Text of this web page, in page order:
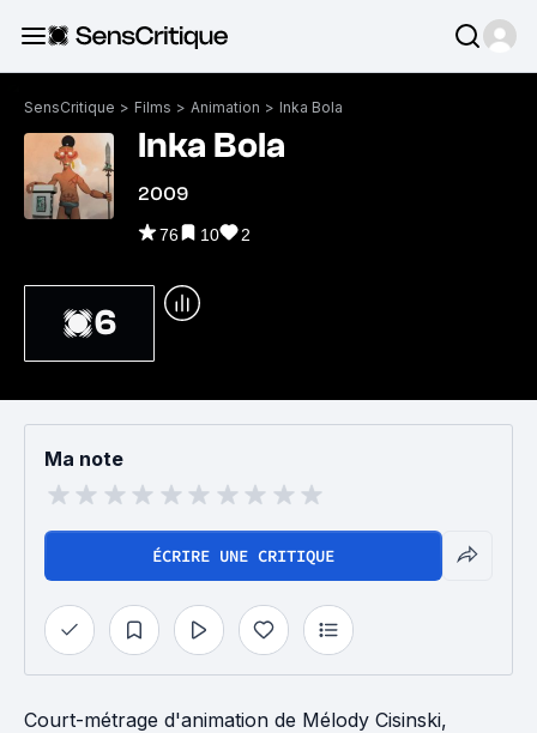
SensCritique > Films > Animation > Inka Bola
Inka Bola
2009
76 10 2
6
Ma note
ÉCRIRE UNE CRITIQUE
Court-métrage d'animation de Mélody Cisinski,